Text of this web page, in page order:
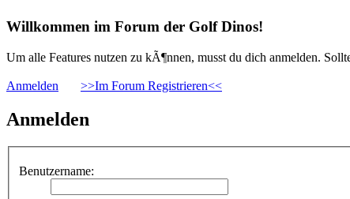
Willkommen im Forum der Golf Dinos!
Um alle Features nutzen zu kÃ¶nnen, musst du dich anmelden.
Anmelden >>Im Forum Registrieren<<
Anmelden
Benutzername: